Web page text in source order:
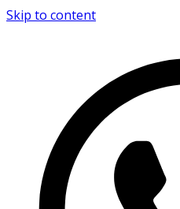
Skip to content